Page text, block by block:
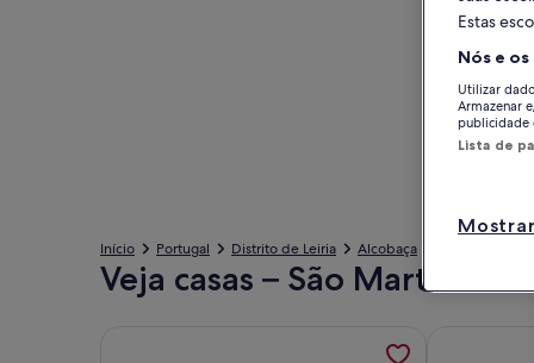
Início Portugal Distrito de Leiria Alcobaça
Veja casas – São Martinho
Mais informações sobre Villa Diana - Private Pool
Mais
Estas
Nós e
Utilizar
Armazenar
publicidade
Lista de